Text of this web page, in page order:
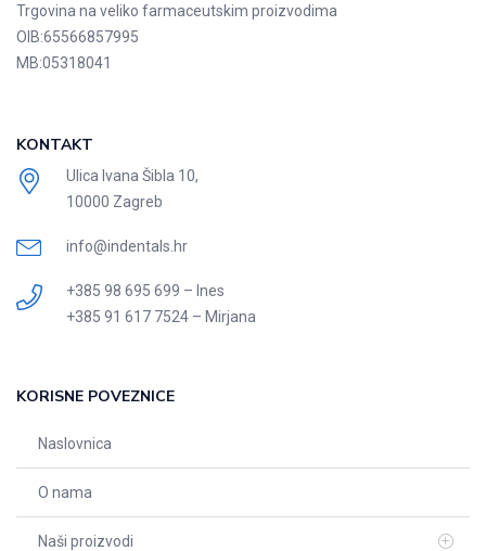
Trgovina na veliko farmaceutskim proizvodima
OIB:65566857995
MB:05318041
KONTAKT
Ulica Ivana Šibla 10,
10000 Zagreb
info@indentals.hr
+385 98 695 699 – Ines
+385 91 617 7524 – Mirjana
KORISNE POVEZNICE
Naslovnica
O nama
Naši proizvodi